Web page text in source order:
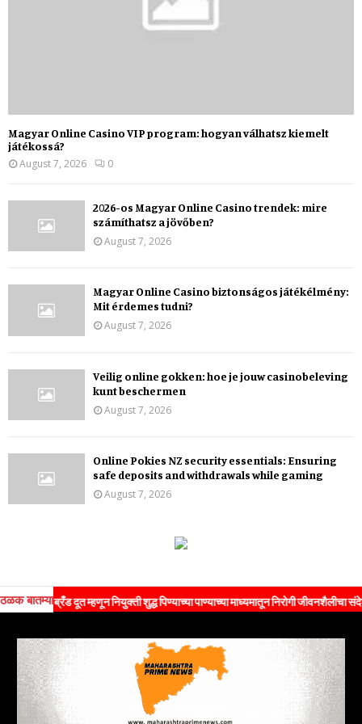
Magyar Online Casino VIP program: hogyan válhatsz kiemelt
játékossá?
August 7, 2026
0
2026-os Magyar Online Casino trendek: mire
számíthatsz a jövőben?
August 7, 2026
Magyar Online Casino biztonságos játékélmény:
Mit érdemes tudni?
August 7, 2026
Veilig online gokken: hoe je jouw casinobeleving
kunt beschermen
August 7, 2026
Online Pokies NZ security essentials: Ensuring
safe deposits and withdrawals while gaming
August 7, 2026
ठळक बातम्या
दूत म्हणून नियुक्ती शुद्ध पिण्याच्या पाण्याच्या माध्यमातून निरोगी जीवनशैलीचा संदेश जनतेपर्यंत